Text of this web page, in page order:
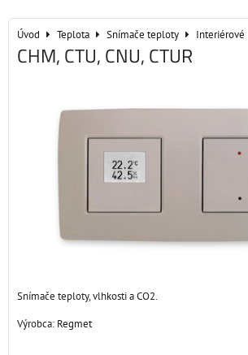
Úvod Teplota Snímače teploty Interiérové
CHM, CTU, CNU, CTUR
Snímače teploty, vlhkosti a CO2.
Výrobca: Regmet